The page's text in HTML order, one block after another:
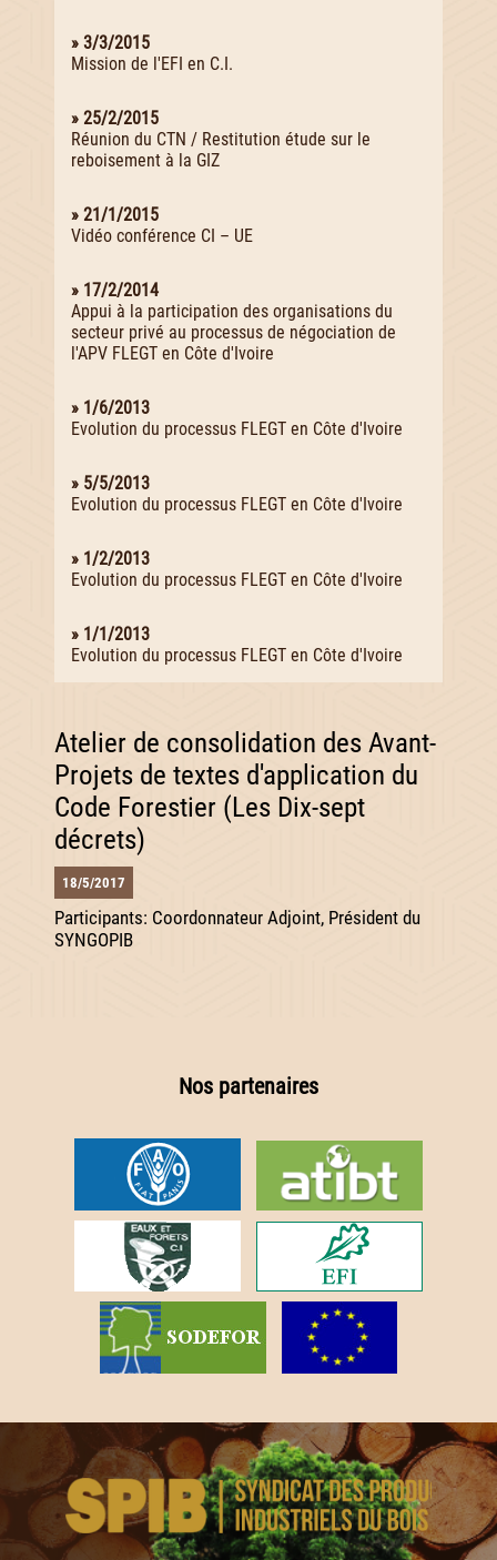
» 3/3/2015
Mission de l'EFI en C.I.
» 25/2/2015
Réunion du CTN / Restitution étude sur le
reboisement à la GIZ
» 21/1/2015
Vidéo conférence CI – UE
» 17/2/2014
Appui à la participation des organisations du
secteur privé au processus de négociation de
l'APV FLEGT en Côte d'Ivoire
» 1/6/2013
Evolution du processus FLEGT en Côte d'Ivoire
» 5/5/2013
Evolution du processus FLEGT en Côte d'Ivoire
» 1/2/2013
Evolution du processus FLEGT en Côte d'Ivoire
» 1/1/2013
Evolution du processus FLEGT en Côte d'Ivoire
Atelier de consolidation des Avant-
Projets de textes d'application du
Code Forestier (Les Dix-sept
décrets)
18/5/2017
Participants: Coordonnateur Adjoint, Président du
SYNGOPIB
Nos partenaires